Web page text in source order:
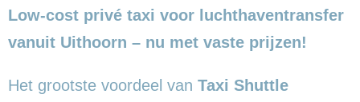
Low-cost privé taxi voor luchthaventransfer
vanuit Uithoorn – nu met vaste prijzen!
Het grootste voordeel van Taxi Shuttle